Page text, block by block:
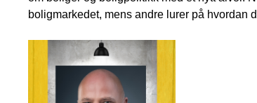
boligmarkedet, mens andre lurer på